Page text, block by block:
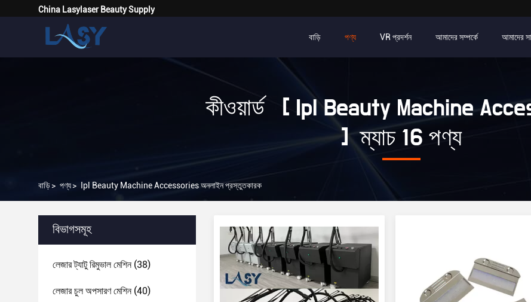
China Lasylaser Beauty Supply
বাড়ি পণ্য VR প্রদর্শন আমাদের সম্পর্কে আমাদের
কীওয়ার্ড [ Ipl Beauty Machine
] ম্যাচ 16 পণ্য
বাড়ি> পণ্য> Ipl Beauty Machine Accessories অনলাইন প্রস্তুতকারক
বিভাগসমূহ
লেজার ট্যাটু রিমুভাল মেশিন(38)
লেজার চুল অপসারণ মেশিন(40)